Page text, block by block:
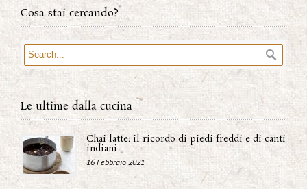
Cosa stai cercando?
Le ultime dalla cucina
Chai latte: il ricordo di piedi freddi e di canti
indiani
16 Febbraio 2021